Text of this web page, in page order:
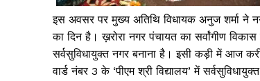
इस अवसर पर मुख्य अतिथि विधायक अनुज शर्मा ने
का दिन है। ख़रोरा नगर पंचायत का सर्वांगीण
सर्वसुविधायुक्त नगर बनाना है। इसी कड़ी में आज
वार्ड नंबर 3 के ‘पीएम श्री विद्यालय’ में